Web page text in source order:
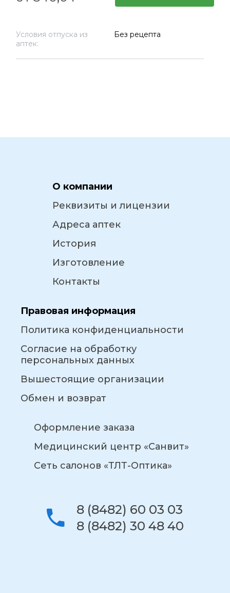
Условия отпуска из
аптек:
Без рецепта
О компании
Реквизиты и лицензии
Адреса аптек
История
Изготовление
Контакты
Правовая информация
Политика конфиденциальности
Согласие на обработку
персональных данных
Вышестоящие организации
Обмен и возврат
Оформление заказа
Медицинский центр «Санвит»
Сеть салонов «ТЛТ-Оптика»
8 (8482) 60 03 03
8 (8482) 30 48 40